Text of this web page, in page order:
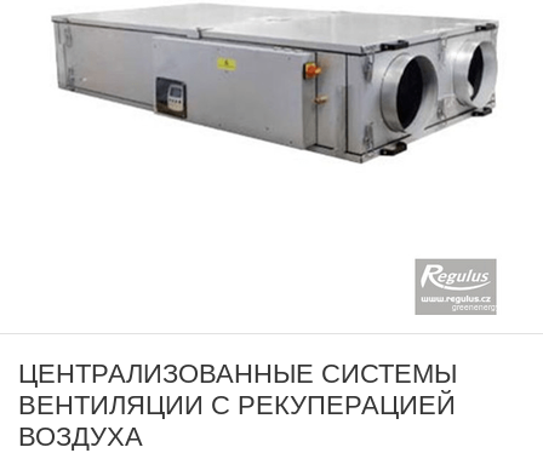
ЦЕНТРАЛИЗОВАННЫЕ СИСТЕМЫ
ВЕНТИЛЯЦИИ С РЕКУПЕРАЦИЕЙ
ВОЗДУХА